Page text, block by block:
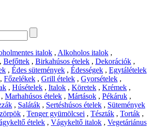
italok , Alkoholos italok ,
, Befőttek , Birkahúsos ételek , Dekorációk ,
, Édes sütemények , Édességek , Egytálételek
, Főzelékek , Grill ételek , Gyorsételek ,
, Húsételek , Italok , Köretek , Krémek ,
, Marhahúsos ételek , Mártások , Pékáruk ,
, Saláták , Sertéshúsos ételek , Sütemények
, Tenger gyümölcsei , Tészták , Torták ,
ételek , Vágykeltő italok , Vegetáriánus